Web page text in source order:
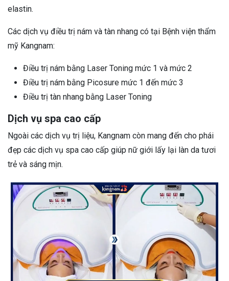
elastin.
Các dịch vụ điều trị nám và tàn nhang có tại Bệnh viện thẩm
mỹ Kangnam:
Điều trị nám bằng Laser Toning mức 1 và mức 2
Điều trị nám bằng Picosure mức 1 đến mức 3
Điều trị tàn nhang bằng Laser Toning
Dịch vụ spa cao cấp
Ngoài các dịch vụ trị liệu, Kangnam còn mang đến cho phái
đẹp các dịch vụ spa cao cấp giúp nữ giới lấy lại làn da tươi
trẻ và sáng mịn.